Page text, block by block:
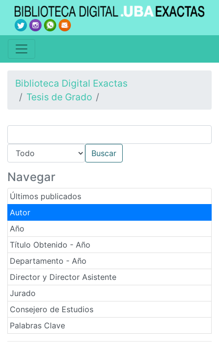
Biblioteca Digital Exactas
Tesis de Grado
Navegar
Últimos publicados
Autor
Año
Título Obtenido - Año
Departamento - Año
Director y Director Asistente
Jurado
Consejero de Estudios
Palabras Clave